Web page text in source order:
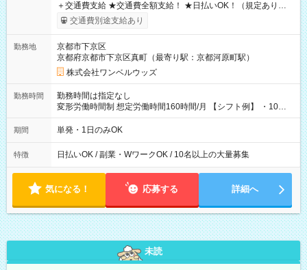
＋交通費支給 ★交通費全額支給！ ★日払いOK！（規定あり） ┗
働いたその日に現金GET♪ お仕事後はコンビニATMから 日払
交通費別途支給あり
勤務地
京都市下京区
京都府京都市下京区真町（最寄り駅：京都河原町駅）
株式会社ワンベルウッズ
勤務時間
勤務時間は指定なし
変形労働時間制 想定労働時間160時間/月 【シフト例】 ・10：
00～20：00
期間 単発・1日のみOK
特徴 日払いOK / 副業・WワークOK / 10名以上の大量募集
気になる！ 応募する 詳細へ
未読